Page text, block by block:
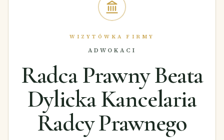
WIZYTÓWKA FIRMY
ADWOKACI
Radca Prawny Beata
Dylicka Kancelaria
Radcy Prawnego